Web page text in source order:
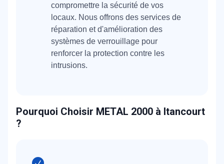
compromettre la sécurité de vos
locaux. Nous offrons des services de
réparation et d'amélioration des
systèmes de verrouillage pour
renforcer la protection contre les
intrusions.
Pourquoi Choisir METAL 2000 à Itancourt
?